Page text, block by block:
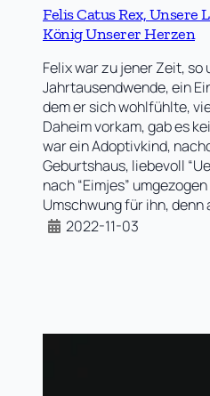
Felis Catus Rex, Unsere
König Unserer Herzen
Felix war zu jener Zeit, so
Jahrtausendwende, ein
dem er sich wohlfühlte,
Daheim vorkam, gab es
war ein Adoptivkind,
Geburtshaus, liebevoll
nach “Eimjes”
Umschwung für ihn, denn
2022-11-03